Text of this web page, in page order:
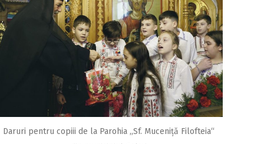
Daruri pentru copiii de la Parohia ,,Sf. Muceniță Filofteia“